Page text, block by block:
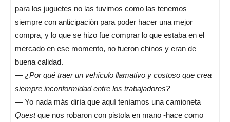
para los juguetes no las tuvimos como las tenemos
siempre con anticipación para poder hacer una mejor
compra, y lo que se hizo fue comprar lo que estaba en el
mercado en ese momento, no fueron chinos y eran de
buena calidad.
— ¿Por qué traer un vehículo llamativo y costoso que crea
siempre inconformidad entre los trabajadores?
— Yo nada más diría que aquí teníamos una camioneta
Questque nos robaron con pistola en mano -hace como